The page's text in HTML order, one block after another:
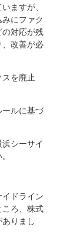
ますが、
にファク
対応が残
改善が必
を廃止
ルに基づ
シーサイ
ドライン
ろ、株式
りまし